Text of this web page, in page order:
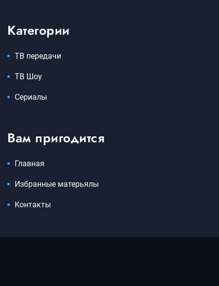
Категории
ТВ передачи
ТВ Шоу
Сериалы
Вам пригодится
Главная
Избранные матерьялы
Контакты